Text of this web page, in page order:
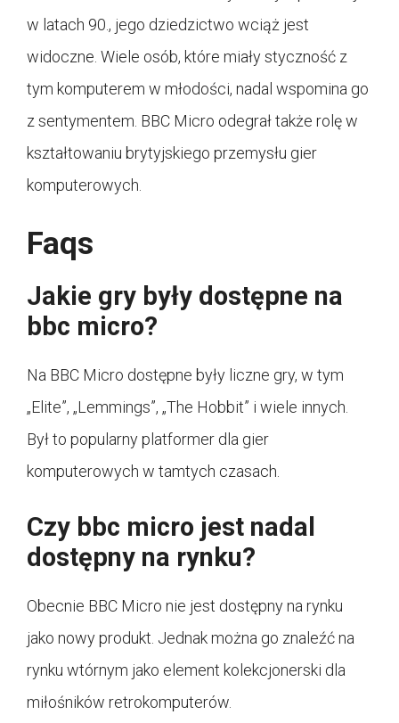
w latach 90., jego dziedzictwo wciąż jest
widoczne. Wiele osób, które miały styczność z
tym komputerem w młodości, nadal wspomina go
z sentymentem. BBC Micro odegrał także rolę w
kształtowaniu brytyjskiego przemysłu gier
komputerowych.
Faqs
Jakie gry były dostępne na
bbc micro?
Na BBC Micro dostępne były liczne gry, w tym
„Elite”, „Lemmings”, „The Hobbit” i wiele innych.
Był to popularny platformer dla gier
komputerowych w tamtych czasach.
Czy bbc micro jest nadal
dostępny na rynku?
Obecnie BBC Micro nie jest dostępny na rynku
jako nowy produkt. Jednak można go znaleźć na
rynku wtórnym jako element kolekcjonerski dla
miłośników retrokomputerów.